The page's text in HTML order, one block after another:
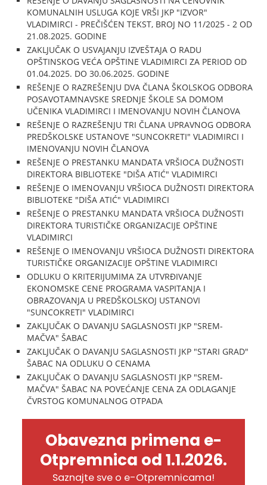
KOMUNALNIH USLUGA KOJE VRŠI JKP "IZVOR"
VLADIMIRCI - PREČIŠĆEN TEKST, BROJ NO 11/2025 - 2 OD
21.08.2025. GODINE
ZAKLJUČAK O USVAJANJU IZVEŠTAJA O RADU
OPŠTINSKOG VEĆA OPŠTINE VLADIMIRCI ZA PERIOD OD
01.04.2025. DO 30.06.2025. GODINE
REŠENJE O RAZREŠENJU DVA ČLANA ŠKOLSKOG ODBORA
POSAVOTAMNAVSKE SREDNJE ŠKOLE SA DOMOM
UČENIKA VLADIMIRCI I IMENOVANJU NOVIH ČLANOVA
REŠENJE O RAZREŠENJU TRI ČLANA UPRAVNOG ODBORA
PREDŠKOLSKE USTANOVE "SUNCOKRETI" VLADIMIRCI I
IMENOVANJU NOVIH ČLANOVA
REŠENJE O PRESTANKU MANDATA VRŠIOCA DUŽNOSTI
DIREKTORA BIBLIOTEKE "DIŠA ATIĆ" VLADIMIRCI
REŠENJE O IMENOVANJU VRŠIOCA DUŽNOSTI DIREKTORA
BIBLIOTEKE "DIŠA ATIĆ" VLADIMIRCI
REŠENJE O PRESTANKU MANDATA VRŠIOCA DUŽNOSTI
DIREKTORA TURISTIČKE ORGANIZACIJE OPŠTINE
VLADIMIRCI
REŠENJE O IMENOVANJU VRŠIOCA DUŽNOSTI DIREKTORA
TURISTIČKE ORGANIZACIJE OPŠTINE VLADIMIRCI
ODLUKU O KRITERIJUMIMA ZA UTVRĐIVANJE
EKONOMSKE CENE PROGRAMA VASPITANJA I
OBRAZOVANJA U PREDŠKOLSKOJ USTANOVI
"SUNCOKRETI" VLADIMIRCI
ZAKLJUČAK O DAVANJU SAGLASNOSTI JKP "SREM-
MAČVA" ŠABAC
ZAKLJUČAK O DAVANJU SAGLASNOSTI JKP "STARI GRAD"
ŠABAC NA ODLUKU O CENAMA
ZAKLJUČAK O DAVANJU SAGLASNOSTI JKP "SREM-
MAČVA" ŠABAC NA POVEĆANJE CENA ZA ODLAGANJE
ČVRSTOG KOMUNALNOG OTPADA
Obavezna primena e-
Otpremnica od 1.1.2026.
Saznajte sve o e-Otpremnicama!